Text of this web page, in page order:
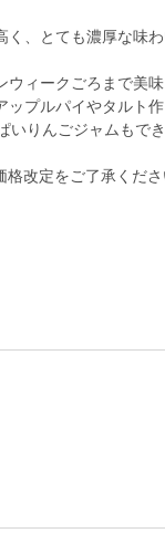
く、とても濃厚な味
ウィークごろまで美
プルパイやタルト
いりんごジャムもでき
改定をご了承くださ